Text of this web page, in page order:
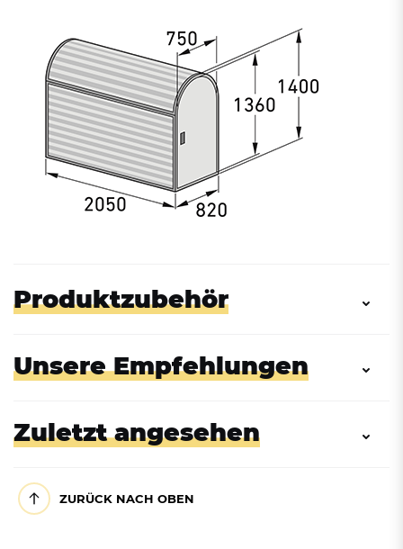
Produktzubehör
Unsere Empfehlungen
Zuletzt angesehen
ZURÜCK NACH OBEN